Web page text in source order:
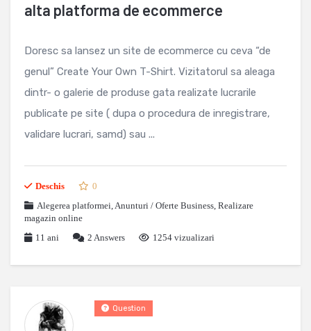
alta platforma de ecommerce
Doresc sa lansez un site de ecommerce cu ceva “de
genul” Create Your Own T-Shirt. Vizitatorul sa aleaga
dintr- o galerie de produse gata realizate lucrarile
publicate pe site ( dupa o procedura de inregistrare,
validare lucrari, samd) sau ...
Deschis
0
Alegerea platformei,Anunturi / Oferte Business, Realizare
magazin online
11 ani
2 Answers 1254 vizualizari
Question